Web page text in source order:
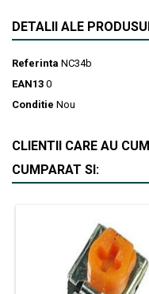
DETALII ALE
Referinta NC34b
EAN13 0
Conditie Nou
CLIENTII CARE AU
CUMPARAT SI: